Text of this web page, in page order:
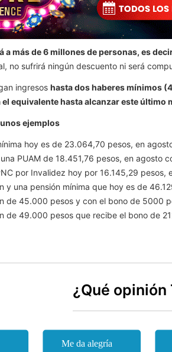
a más de 6 millones de personas, es
no sufrirá ningún descuento ni será
ingresos hasta dos haberes mínimos
el equivalente hasta alcanzar este último
ejemplos
hoy es de 23.064,70 pesos, en
PUAM de 18.451,76 pesos, en agosto
por Invalidez hoy por 16.145,29
y una pensión mínima que hoy es de
de 45.000 pesos y con el bono de 5000
de 49.000 pesos que recibe el bono de
¿Qué